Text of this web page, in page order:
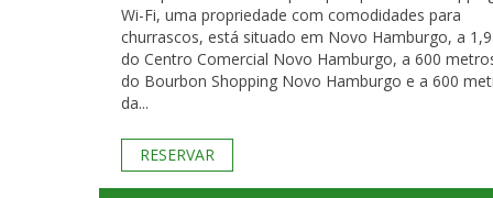
Wi-Fi, uma propriedade com comodidades para
churrascos, está situado em Novo Hamburgo, a
do Centro Comercial Novo Hamburgo, a 600
do Bourbon Shopping Novo Hamburgo e a 600
da...
RESERVAR